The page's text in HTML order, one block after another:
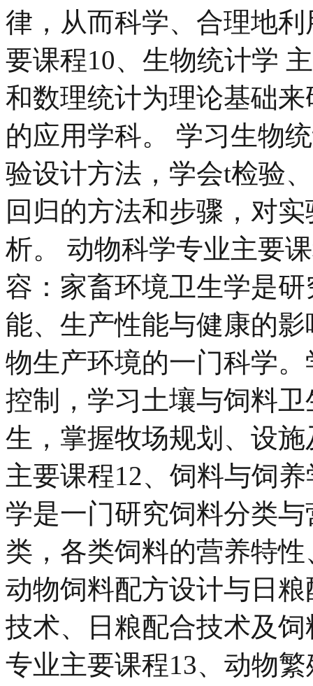
律，从而科学、合理地
要课程10、生物统计学
和数理统计为理论基础
的应用学科。 学习生物
验设计方法，学会t检验
回归的方法和步骤，对
析。 动物科学专业主要
容：家畜环境卫生学是
能、生产性能与健康的
物生产环境的一门科学
控制，学习土壤与饲料
生，掌握牧场规划、设
主要课程12、饲料与饲
学是一门研究饲料分类
类，各类饲料的营养特
动物饲料配方设计与日
技术、日粮配合技术及
专业主要课程13、动物